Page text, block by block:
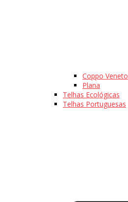
Coppo Veneto
Plana
Telhas Ecológicas
Telhas Portuguesas